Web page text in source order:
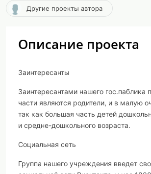
Другие проекты автора
Описание проекта
Заинтересанты
Заинтересантами нашего гос.паблика
части являются родители, и в малую
так как большая часть детей
и средне-дошкольного возраста.
Социальная сеть
Группа нашего учреждения введет